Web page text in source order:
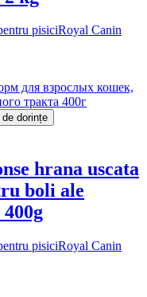
pisiciRoyal Canin
dorințe
hrana uscata
boli ale
pisiciRoyal Canin